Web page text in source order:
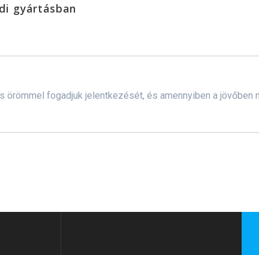
gyártásban
fogadjuk jelentkezését, és amennyiben a jövőben